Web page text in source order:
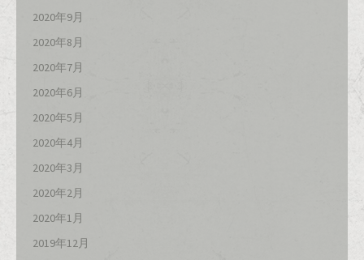
2020年9月
2020年8月
2020年7月
2020年6月
2020年5月
2020年4月
2020年3月
2020年2月
2020年1月
2019年12月